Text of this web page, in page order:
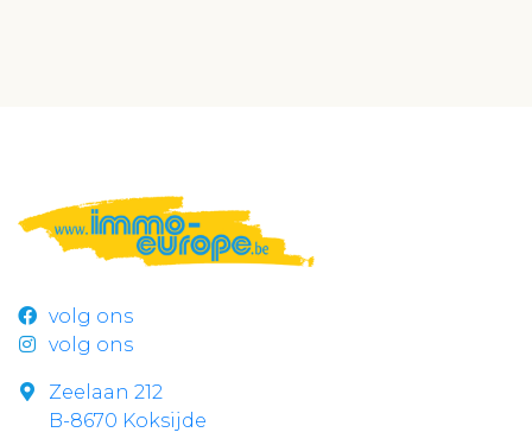
volg ons
volg ons
Zeelaan 212
B-8670 Koksijde